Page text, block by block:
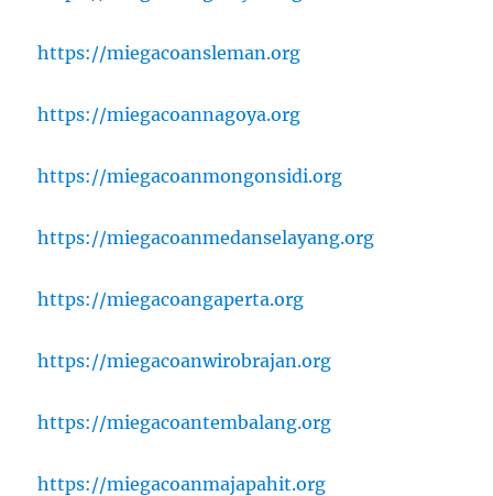
https://miegacoansleman.org
https://miegacoannagoya.org
https://miegacoanmongonsidi.org
https://miegacoanmedanselayang.org
https://miegacoangaperta.org
https://miegacoanwirobrajan.org
https://miegacoantembalang.org
https://miegacoanmajapahit.org